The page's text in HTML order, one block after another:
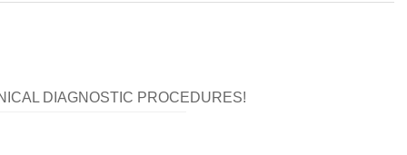
DIAGNOSTIC PROCEDURES!